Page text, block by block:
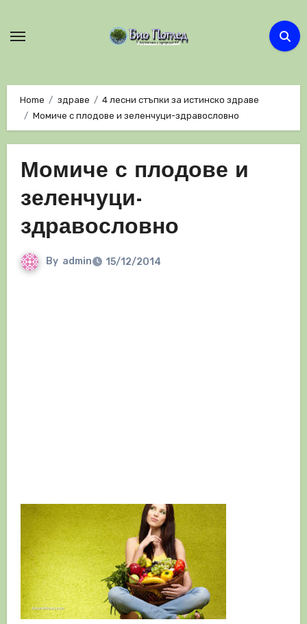
Home здраве
4 лесни стъпки за истинско здраве
Момиче с плодове и зеленчуци-здравословно
Момиче с плодове и
зеленчуци-
здравословно
By admin 15/12/2014